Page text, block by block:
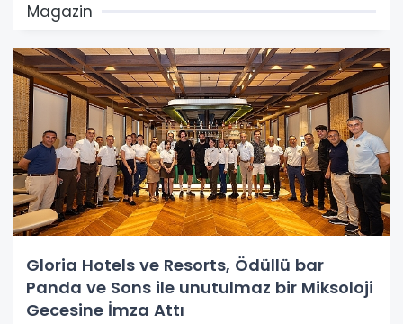
Magazin
Gloria Hotels ve Resorts, Ödüllü bar
Panda ve Sons ile unutulmaz bir Miksoloji
Gecesine İmza Attı